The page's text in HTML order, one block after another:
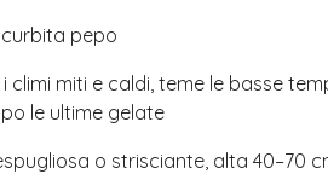
pepo
climi miti e caldi, teme le basse
le ultime gelate
o strisciante, alta 40–70